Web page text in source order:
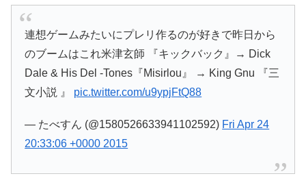
連想ゲームみたいにプレリ作るのが好きで昨日から
のブームはこれ米津玄師 『キックバック』→ Dick
Dale & His Del -Tones『Misirlou』 → King Gnu 『三
文小説 』 pic.twitter.com/u9ypjFtQ88
— たべすん (@1580526633941102592) Fri Apr 24
20:33:06 +0000 2015